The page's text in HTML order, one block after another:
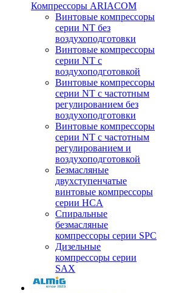
Компрессоры ARIACOM
Винтовые компрессоры
серии NT без
воздухоподготовки
Винтовые компрессоры
серии NT c
воздухоподготовкой
Винтовые компрессоры
серии NT с частотным
регулированием без
воздухоподготовки
Винтовые компрессоры
серии NT с частотным
регулированием и
воздухоподготовкой
Безмасляные
двухступенчатые
винтовые компрессоры
серии HCA
Спиральные
безмасляные
компрессоры серии SPC
Дизельные
компрессоры серии
SAX